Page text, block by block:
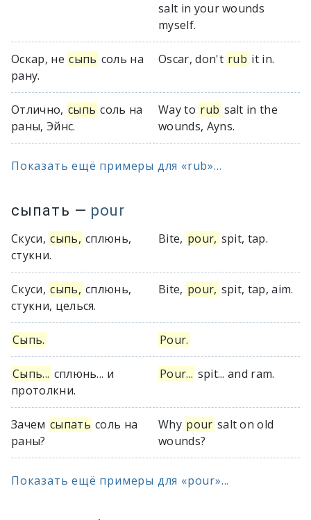
salt in your wounds
myself.
Оскар, не сыпь соль на
рану.
Oscar, don't rub it in.
Отлично, сыпь соль на
раны, Эйнс.
Way to rub salt in the
wounds, Ayns.
Показать ещё примеры для «rub»...
сыпать — pour
Скуси, сыпь, сплюнь,
стукни.
Bite, pour, spit, tap.
Скуси, сыпь, сплюнь,
стукни, целься.
Bite, pour, spit, tap, aim.
Сыпь. Pour.
Сыпь... сплюнь... и
протолкни.
Pour... spit... and ram.
Зачем сыпать соль на
раны?
Why pour salt on old
wounds?
Показать ещё примеры для «pour»...